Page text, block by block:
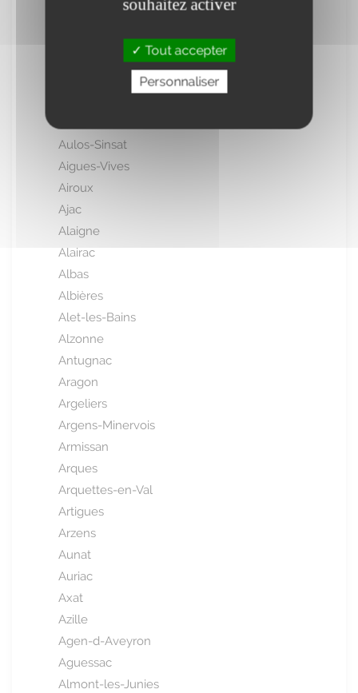
Aulus-les-Bains
Aulos-Sinsat
Aigues-Vives
Airoux
Ajac
Alaigne
Alairac
Albas
Albières
Alet-les-Bains
Alzonne
Antugnac
Aragon
Argeliers
Argens-Minervois
Armissan
Arques
Arquettes-en-Val
Artigues
Arzens
Aunat
Auriac
Axat
Azille
Agen-d-Aveyron
Aguessac
Almont-les-Junies
souhaitez activer
Tout accepter
Personnaliser